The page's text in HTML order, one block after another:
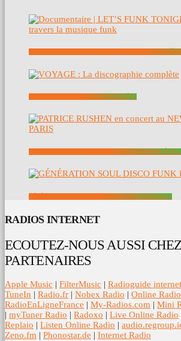
DOCUMENTAIRE | LET’S FUNK TONIGHT: UN VOYAGE À
VOYAGE : LA DISCOGRAPHIE COMPLÈTE
PATRICE RUSHEN EN CONCERT AU NEW MORNING À
GÉNÉRATION SOUL DISCO FUNK DEVIENT GOODLIFE !
RADIOS INTERNET
ECOUTEZ-NOUS AUSSI
PARTENAIRES
Apple Music | FilterMusic | Radioguide
TuneIn | Radio.fr | Nobex Radio | Online
RadioEnLigneFrance | My-Radios.com | Mini
| myTuner Radio | Radoxo | Live Online Radio
Replaio | Listen Online Radio |
Zeno.fm | Phonostar.de | Internet Radio